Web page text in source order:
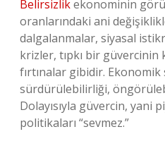
Belirsizlikekonominin
oranlarındaki ani
dalgalanmalar, siyasal
krizler, tıpkı bir güvercinin
fırtınalar gibidir. Ekonomik
sürdürülebilirliği,
Dolayısıyla güvercin, yani
politikaları “sevmez.”